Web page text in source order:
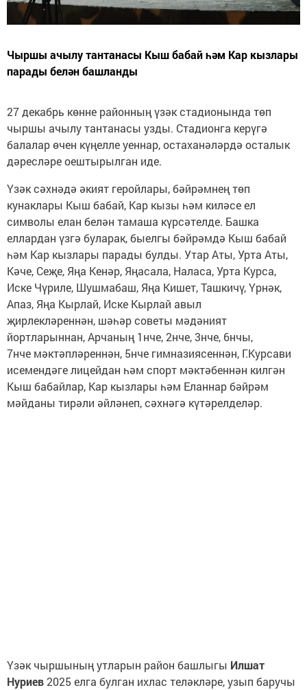
Чыршы ачылу тантанасы Кыш бабай һәм Кар кызлары
парады белән башланды
27 декабрь көнне районның үзәк стадионында төп
чыршы ачылу тантанасы узды. Стадионга керүгә
балалар өчен күңелле уеннар, остаханәләрдә осталык
дәресләре оештырылган иде.
Үзәк сәхнәдә әкият геройлары, бәйрәмнең төп
кунаклары Кыш бабай, Кар кызы һәм киләсе ел
символы елан белән тамаша күрсәтелде. Башка
еллардан үзгә буларак, быелгы бәйрәмдә Кыш бабай
һәм Кар кызлары парады булды. Утар Аты, Урта Аты,
Кәче, Сеҗе, Яңа Кенәр, Яңасала, Наласа, Урта Курса,
Иске Чүриле, Шушмабаш, Яңа Кишет, Ташкичү, Үрнәк,
Апаз, Яңа Кырлай, Иске Кырлай авыл
җирлекләреннән, шәһәр советы мәдәният
йортларыннан, Арчаның 1нче, 2нче, 3нче, 6нчы,
7нче мәктәпләреннән, 5нче гимназиясеннән, Г.Курсави
исемендәге лицейдан һәм спорт мәктәбеннән килгән
Кыш бабайлар, Кар кызлары һәм Еланнар бәйрәм
мәйданы тирәли әйләнеп, сәхнәгә күтәрелделәр.
Үзәк чыршының утларын район башлыгы Илшат
Нуриев 2025 елга булган ихлас теләкләре, узып баручы